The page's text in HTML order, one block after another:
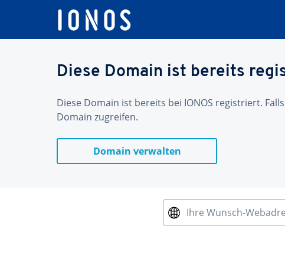
Diese Domain ist bereits
Diese Domain ist bereits bei IONOS registriert.
Domain zugreifen.
Domain verwalten
Ihre Wunsch-